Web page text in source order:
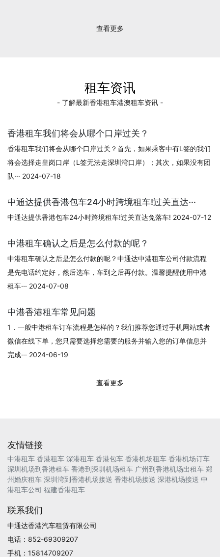
查看更多
租车资讯
- 了解最新香港租车港澳租车资讯 -
香港租车我们将会从哪个口岸过关？
香港租车我们将会从哪个口岸过关？首先，如果乘客中有L签的我们
将会选择走皇岗口岸（L签无法走深圳湾口岸）；其次，如果没有团
队··· 2024-07-18
中通达提供香港包车24小时跨境租车!过关直达···
中通达提供香港包车24小时跨境租车!过关直达免落车! 2024-07-12
中港租车确认之后是怎么付款的呢？
中港租车确认之后是怎么付款的呢？中通达中港租车公司付款流程
是先电话约定好，然后选车，车到之后再付款。温馨提醒使用中港
租车··· 2024-07-08
中港香港租车常见问题
1．一般中港租车订车流程是怎样的？我们推荐您通过手机网站或者
微信在线下单，您只需要选择您需要的服务并输入您的订单信息并
完成··· 2024-06-19
查看更多
友情链接
中港租车 香港租车 深港租车 香港包车 香港机场租车 香港机场订车
深圳机场到香港租车 香港到深圳机场租车 广州到香港机场出租车 郑
州婚庆租车 深圳湾到香港机场接送 香港机场接送 深港机场接送 中
港租车公司 福建香港租车
联系我们
中通达香港汽车租赁有限公司
电话：852-69309207
手机：15814709207